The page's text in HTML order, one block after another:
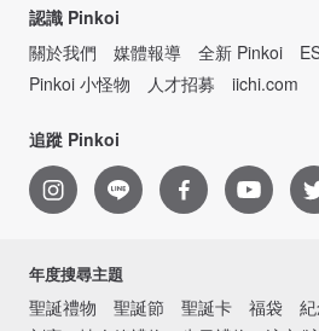
認識 Pinkoi
關於我們
媒體報導 全新 Pinkoi
Pinkoi 小怪物
人才招募 iichi.com
追蹤 Pinkoi
年度搜尋主題
聖誕禮物 聖誕節 聖誕卡 福袋